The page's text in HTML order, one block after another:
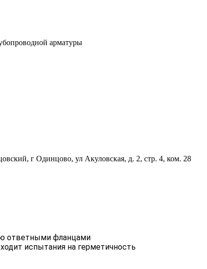
арматуры
г Одинцово, ул Акуловская, д. 2, стр. 4, ком. 28
ответными фланцами
испытания на герметичность